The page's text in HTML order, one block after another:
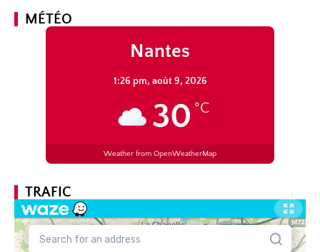
MÉTÉO
Nantes
1:26 pm, août 9, 2026
30 °C
Weather from OpenWeatherMap
TRAFIC